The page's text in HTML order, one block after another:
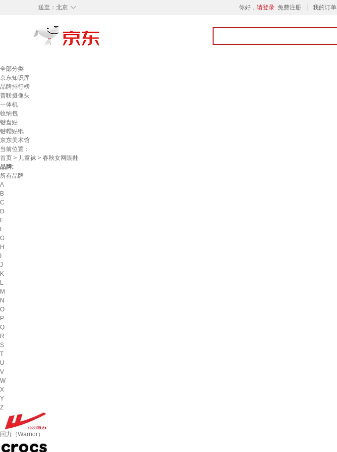
◇
送至： 北京 你好， 请登录 免费注册 我的订单
全部分类
京东知识库
品牌排行榜
普联摄像头
一体机
收纳包
键盘贴
键帽贴纸
京东美术馆
当前位置：
首页 > 儿童袜 > 春秋女网眼鞋
品牌:
所有品牌
A
B
C
D
E
F
G
H
J
K
L
M
N
O
P
Q
R
S
T
U
V
W
X
Y
Z
回力（Warrior）